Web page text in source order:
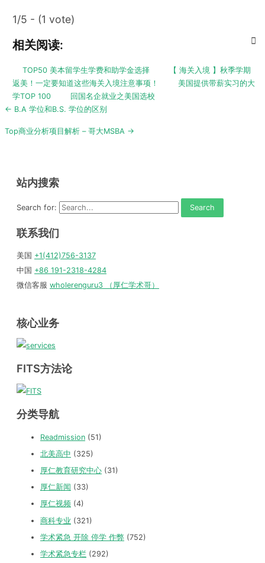
1/5 - (1 vote)
相关阅读:
TOP50 美本留学生学费和助学金选择
【 海关入境 】秋季学期
返美！一定要知道这些海关入境注意事项！
美国提供带薪实习的大
学TOP 100
回国名企就业之美国选校
Post
← B.A 学位和B.S. 学位的区别
Top商业分析项目解析 – 哥大MSBA →
站内搜索
Search for:
联系我们
美国 +1(412)756-3137
中国 +86 191-2318-4284
微信客服 wholerenguru3 （厚仁学术哥）
核心业务
FITS方法论
分类导航
Readmission (51)
北美高中 (325)
厚仁教育研究中心 (31)
厚仁新闻 (33)
厚仁视频 (4)
商科专业 (321)
学术紧急 开除 停学 作弊 (752)
学术紧急专栏 (292)